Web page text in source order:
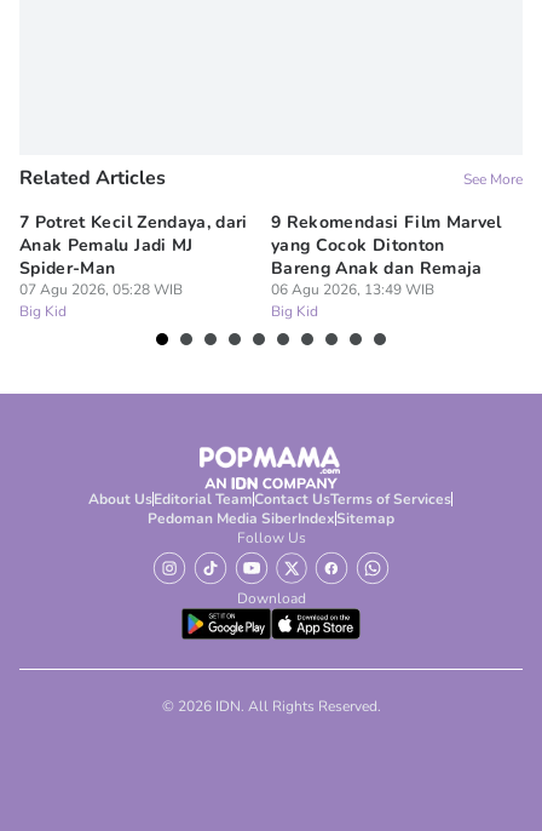
Related Articles See More
7 Potret Kecil Zendaya, dari
Anak Pemalu Jadi MJ
Spider-Man
07 Agu 2026, 05:28 WIB
Big Kid
9 Rekomendasi Film Marvel
yang Cocok Ditonton
Bareng Anak dan Remaja
06 Agu 2026, 13:49 WIB
Big Kid
About UsEditorial TeamContact UsTerms of Services
Pedoman Media SiberIndexSitemap
Follow Us
Download
© 2026 IDN. All Rights Reserved.